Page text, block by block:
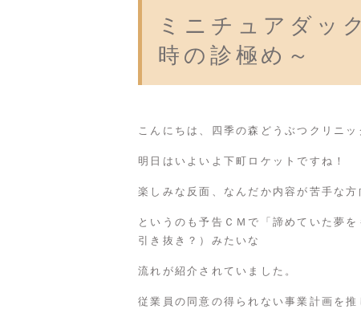
ミニチュアダッ
時の診極め～
こんにちは、四季の森どうぶつクリニッ
明日はいよいよ下町ロケットですね！
楽しみな反面、なんだか内容が苦手な
というのも予告ＣＭで「諦めていた夢
引き抜き？）みたいな
流れが紹介されていました。
従業員の同意の得られない事業計画を